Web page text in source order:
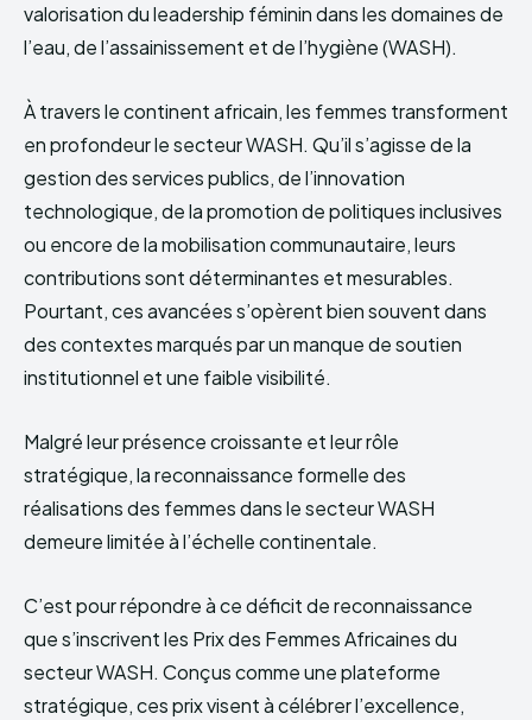
valorisation du leadership féminin dans les domaines de
l’eau, de l’assainissement et de l’hygiène (WASH).
À travers le continent africain, les femmes transforment
en profondeur le secteur WASH. Qu’il s’agisse de la
gestion des services publics, de l’innovation
technologique, de la promotion de politiques inclusives
ou encore de la mobilisation communautaire, leurs
contributions sont déterminantes et mesurables.
Pourtant, ces avancées s’opèrent bien souvent dans
des contextes marqués par un manque de soutien
institutionnel et une faible visibilité.
Malgré leur présence croissante et leur rôle
stratégique, la reconnaissance formelle des
réalisations des femmes dans le secteur WASH
demeure limitée à l’échelle continentale.
C’est pour répondre à ce déficit de reconnaissance
que s’inscrivent les Prix des Femmes Africaines du
secteur WASH. Conçus comme une plateforme
stratégique, ces prix visent à célébrer l’excellence,